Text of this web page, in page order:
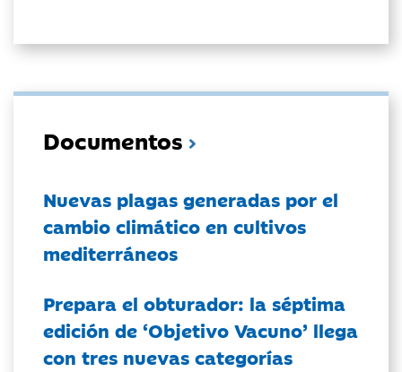
Documentos
Nuevas plagas generadas por el
cambio climático en cultivos
mediterráneos
Prepara el obturador: la séptima
edición de ‘Objetivo Vacuno’ llega
con tres nuevas categorías